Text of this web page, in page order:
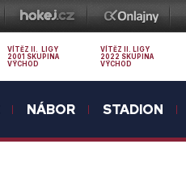
VÍTĚZ II. LIGY
2001 SKUPINA
VÝCHOD
VÍTĚZ II. LIGY
2022 SKUPINA
VÝCHOD
NÁBOR STADION